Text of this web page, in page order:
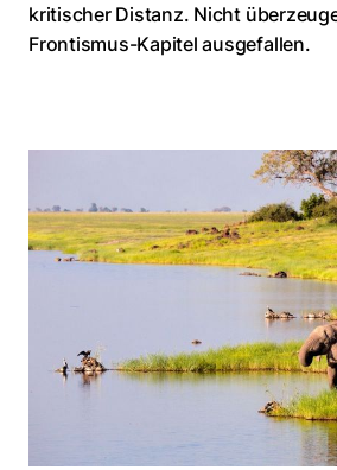
kritischer Distanz. Nicht
Frontismus-Kapitel ausgefallen.